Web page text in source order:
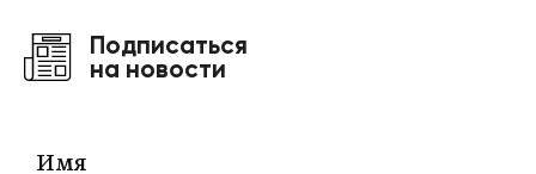
Подписаться
на новости